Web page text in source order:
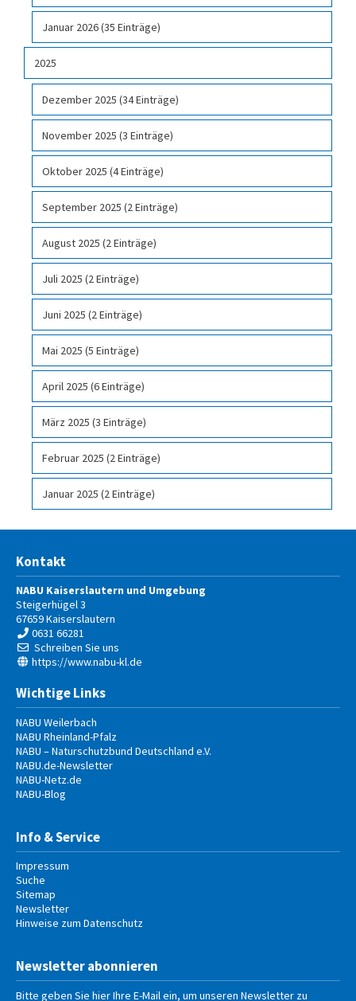
Januar 2026 (35 Einträge)
2025
Dezember 2025 (34 Einträge)
November 2025 (3 Einträge)
Oktober 2025 (4 Einträge)
September 2025 (2 Einträge)
August 2025 (2 Einträge)
Juli 2025 (2 Einträge)
Juni 2025 (2 Einträge)
Mai 2025 (5 Einträge)
April 2025 (6 Einträge)
März 2025 (3 Einträge)
Februar 2025 (2 Einträge)
Januar 2025 (2 Einträge)
Kontakt
NABU Kaiserslautern und Umgebung
Steigerhügel 3
67659Kaiserslautern
0631 66281
Schreiben Sie uns
https://www.nabu-kl.de
Wichtige Links
NABU Weilerbach
NABU Rheinland-Pfalz
NABU – Naturschutzbund Deutschland e.V.
NABU.de-Newsletter
NABU-Netz.de
NABU-Blog
Info & Service
Impressum
Suche
Sitemap
Newsletter
Hinweise zum Datenschutz
Newsletter abonnieren
Bitte geben Sie hier Ihre E-Mail ein, um unseren Newsletter zu